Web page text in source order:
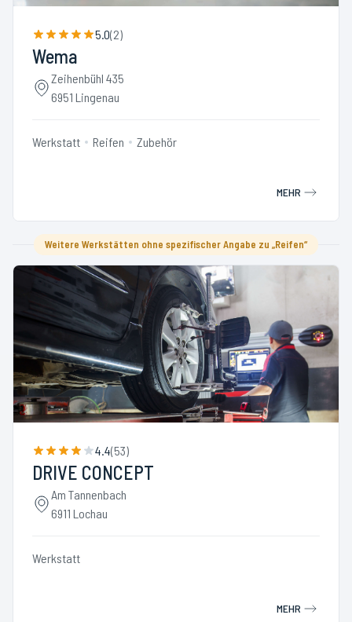
5.0(2)
Wema
Zeihenbühl 435
6951 Lingenau
Werkstatt Reifen Zubehör
MEHR
Weitere Werkstätten ohne spezifischer Angabe zu „Reifen“
4.4(53)
DRIVE CONCEPT
Am Tannenbach
6911 Lochau
Werkstatt
MEHR